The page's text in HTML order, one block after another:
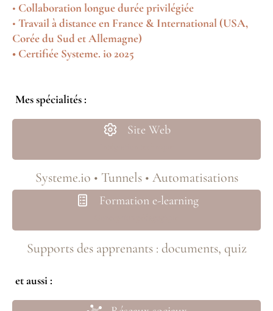
• Collaboration longue durée privilégiée
• Travail à distance en France & International (USA,
Corée du Sud et Allemagne)
• Certifiée Systeme. io 2025
Mes spécialités :
Site Web
Systeme.io • Tunnels • Automatisations
Formation e-learning
Supports des apprenants : documents, quiz
et aussi :